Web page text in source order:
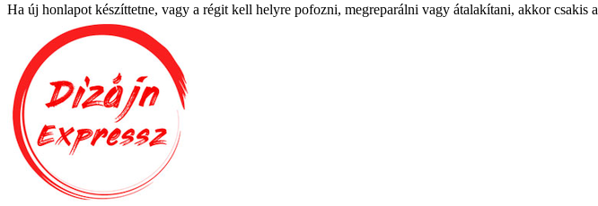
Ha új honlapot készíttetne, vagy a régit kell helyre pofozni, megreparálni vagy átalakítani, akkor csakis a